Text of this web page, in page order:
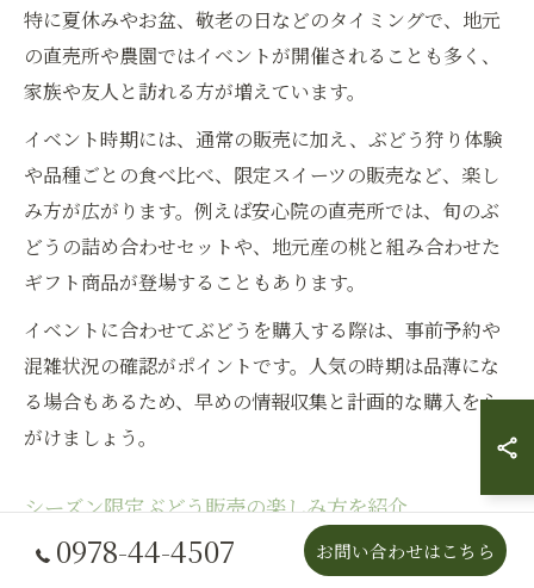
特に夏休みやお盆、敬老の日などのタイミングで、地元
の直売所や農園ではイベントが開催されることも多く、
家族や友人と訪れる方が増えています。
イベント時期には、通常の販売に加え、ぶどう狩り体験
や品種ごとの食べ比べ、限定スイーツの販売など、楽し
み方が広がります。例えば安心院の直売所では、旬のぶ
どうの詰め合わせセットや、地元産の桃と組み合わせた
ギフト商品が登場することもあります。
イベントに合わせてぶどうを購入する際は、事前予約や
混雑状況の確認がポイントです。人気の時期は品薄にな
る場合もあるため、早めの情報収集と計画的な購入を心
がけましょう。
シーズン限定ぶどう販売の楽しみ方を紹介
シーズン限定のぶどう販売は、大分県ならではの旬を感
0978-44-4507 お問い合わせはこちら